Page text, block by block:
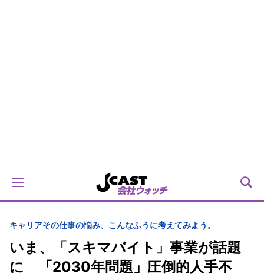
キャリアその仕事の悩み、こんなふうに考えてみよう。
いま、「スキマバイト」事業が話題
に 「2030年問題」圧倒的人手不